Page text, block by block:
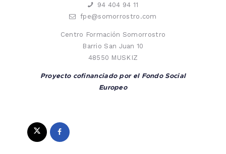
94 404 94 11
fpe@somorrostro.com
Centro Formación Somorrostro
Barrio San Juan 10
48550 MUSKIZ
Proyecto cofinanciado por el Fondo Social
Europeo